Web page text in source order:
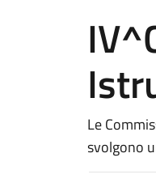
Le
svolgono